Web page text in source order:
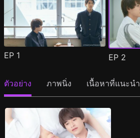
EP 1 EP 2
ตัวอย่าง ภาพนิ่ง เนื้อหาที่แนะนำ